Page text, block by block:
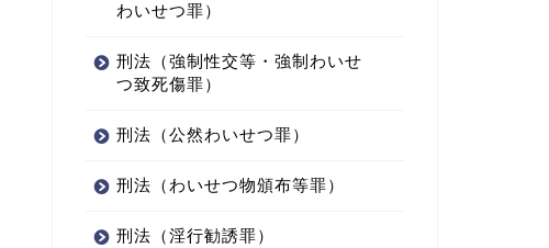
わいせつ罪）
刑法（強制性交等・強制わいせ
つ致死傷罪）
刑法（公然わいせつ罪）
刑法（わいせつ物頒布等罪）
刑法（淫行勧誘罪）